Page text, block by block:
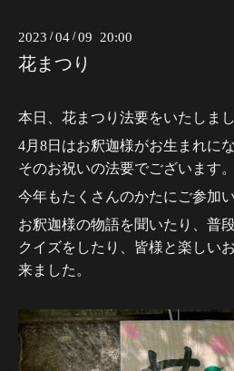
2023 /04 /09 20:00
花まつり
本日、花まつり法要をいたしまし
4月8日はお釈迦様がお生まれに
そのお祝いの法要でございます。
今年もたくさんのかたにご参加
お釈迦様の物語を聞いたり、普
クイズをしたり、皆様と楽しい
来ました。